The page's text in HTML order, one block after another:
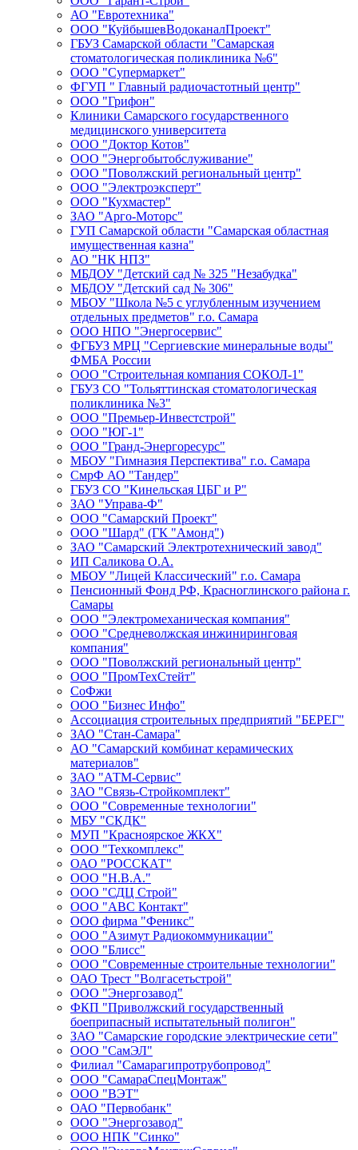
АО "Евротехника"
ООО "КуйбышевВодоканалПроект"
ГБУЗ Самарской области "Самарская
стоматологическая поликлиника №6"
ООО "Супермаркет"
ФГУП " Главный радиочастотный центр"
ООО "Грифон"
Клиники Самарского государственного
медицинского университета
ООО "Доктор Котов"
ООО "Энергобытобслуживание"
ООО "Поволжский региональный центр"
ООО "Электроэксперт"
ООО "Кухмастер"
ЗАО "Арго-Моторс"
ГУП Самарской области "Самарская областная
имущественная казна"
АО "НК НПЗ"
МБДОУ "Детский сад № 325 "Незабудка"
МБДОУ "Детский сад № 306"
МБОУ "Школа №5 с углубленным изучением
отдельных предметов" г.о. Самара
ООО НПО "Энергосервис"
ФГБУЗ МРЦ "Сергиевские минеральные воды"
ФМБА России
ООО "Строительная компания СОКОЛ-1"
ГБУЗ СО "Тольяттинская стоматологическая
поликлиника №3"
ООО "Премьер-Инвестстрой"
ООО "ЮГ-1"
ООО "Гранд-Энергоресурс"
МБОУ "Гимназия Перспектива" г.о. Самара
СмрФ АО "Тандер"
ГБУЗ СО "Кинельская ЦБГ и Р"
ЗАО "Управа-Ф"
ООО "Самарский Проект"
ООО "Шард" (ГК "Амонд")
ЗАО "Самарский Электротехнический завод"
ИП Саликова О.А.
МБОУ "Лицей Классический" г.о. Самара
Пенсионный Фонд РФ, Красноглинского района г.
Самары
ООО "Электромеханическая компания"
ООО "Средневолжская инжиниринговая
компания"
ООО "Поволжский региональный центр"
ООО "ПромТехСтейт"
СоФжи
ООО "Бизнес Инфо"
Ассоциация строительных предприятий "БЕРЕГ"
ЗАО "Стан-Самара"
АО "Самарский комбинат керамических
материалов"
ЗАО "АТМ-Сервис"
ЗАО "Связь-Стройкомплект"
ООО "Современные технологии"
МБУ "СКДК"
МУП "Красноярское ЖКХ"
ООО "Техкомплекс"
ОАО "РОССКАТ"
ООО "Н.В.А."
ООО "СДЦ Строй"
ООО "АВС Контакт"
ООО фирма "Феникс"
ООО "Азимут Радиокоммуникации"
ООО "Блисс"
ООО "Современные строительные технологии"
ОАО Трест "Волгасетьстрой"
ООО "Энергозавод"
ФКП "Приволжский государственный
боеприпасный испытательный полигон"
ЗАО "Самарские городские электрические сети"
ООО "СамЭЛ"
Филиал "Самарагипротрубопровод"
ООО "СамараСпецМонтаж"
ООО "ВЭТ"
ОАО "Первобанк"
ООО "Энергозавод"
ООО НПК "Синко"